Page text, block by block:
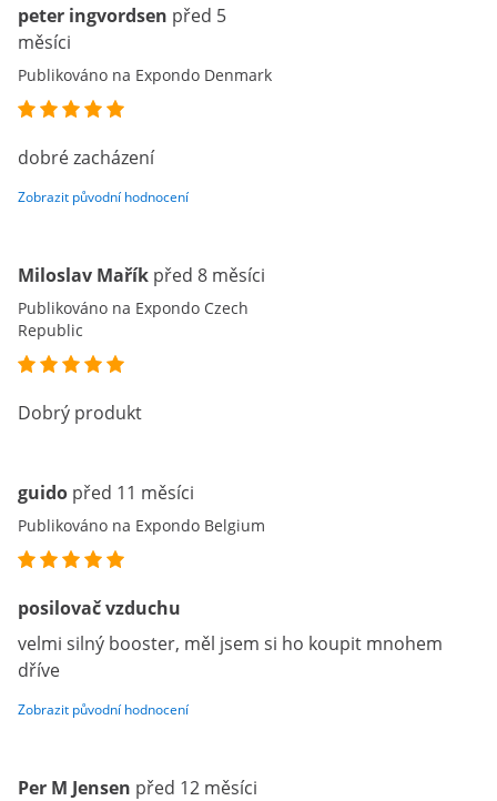
peter ingvordsen před 5
měsíci
Publikováno na Expondo Denmark
dobré zacházení
Zobrazit původní hodnocení
Miloslav Mařík před 8 měsíci
Publikováno na Expondo Czech
Republic
Dobrý produkt
guido před 11 měsíci
Publikováno na Expondo Belgium
posilovač vzduchu
velmi silný booster, měl jsem si ho koupit mnohem
dříve
Zobrazit původní hodnocení
Per M Jensen před 12 měsíci